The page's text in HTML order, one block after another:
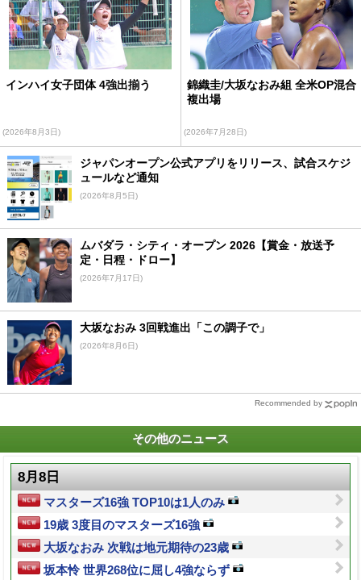
インハイ女子団体 4強出揃う
(2026年8月3日)
錦織圭/大坂なおみ組 全米OP混合
複出場
(2026年7月28日)
ジャパンオープン公式アプリをリリース、試合スケジ
ュールなど通知
(2026年8月5日)
ムバダラ・シティ・オープン 2026【賞金・放送予
定・日程・ドロー】
(2026年7月17日)
大坂なおみ 3回戦進出「この調子で」
(2026年8月6日)
Recommended by
その他のニュース
8月8日
マスターズ16強 TOP10は1人のみ
19歳 3度目のマスターズ16強
大坂なおみ 次戦は地元期待の23歳
坂本怜 世界268位に屈し4強ならず